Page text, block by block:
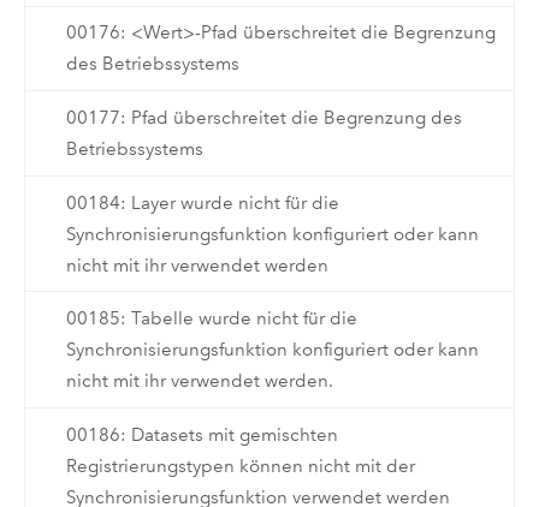
00176: <Wert>-Pfad überschreitet die Begrenzung
des Betriebssystems
00177: Pfad überschreitet die Begrenzung des
Betriebssystems
00184: Layer wurde nicht für die
Synchronisierungsfunktion konfiguriert oder kann
nicht mit ihr verwendet werden
00185: Tabelle wurde nicht für die
Synchronisierungsfunktion konfiguriert oder kann
nicht mit ihr verwendet werden.
00186: Datasets mit gemischten
Registrierungstypen können nicht mit der
Synchronisierungsfunktion verwendet werden